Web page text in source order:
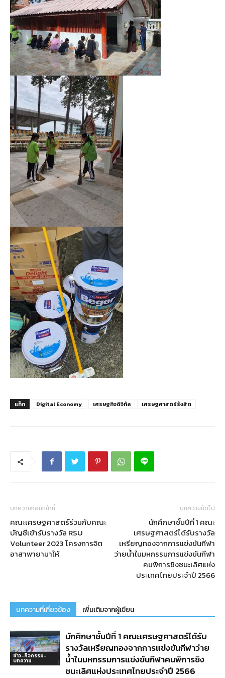
แท็ก Digital Economy เศรษฐกิจดิจิทัล เศรษฐศาสตร์รังสิต
บทความก่อนหน้านี้
คณะเศรษฐศาสตร์ร่วมกับคณะ
บัญชีเข้ารับรางวัล RSU
Volunteer 2023 โครงการจิต
อาสาพายามาให้
บทความถัดไป
นักศึกษาชั้นปีที่ 1 คณะ
เศรษฐศาสตร์ได้รับรางวัล
เหรียญทองจากการแข่งขันกีฬา
ว่ายน้ำในมหกรรมการแข่งขันกีฬา
คนพิการชิงชนะเลิศแห่ง
ประเทศไทยประจำปี 2566
บทความที่เกี่ยวข้อง เพิ่มเติมจากผู้เขียน
ข่าว-กิจกรรม-
บทความ
นักศึกษาชั้นปีที่ 1 คณะเศรษฐศาสตร์ได้รับ
รางวัลเหรียญทองจากการแข่งขันกีฬาว่าย
น้ำในมหกรรมการแข่งขันกีฬาคนพิการชิง
ชนะเลิศแห่งประเทศไทยประจำปี 2566